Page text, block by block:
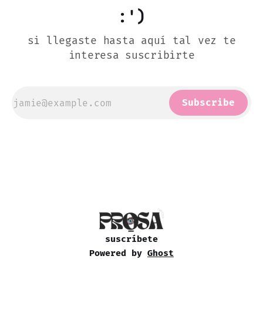
:')
si llegaste hasta aquí tal vez te
interesa suscribirte
Subscribe
suscríbete
Powered by Ghost